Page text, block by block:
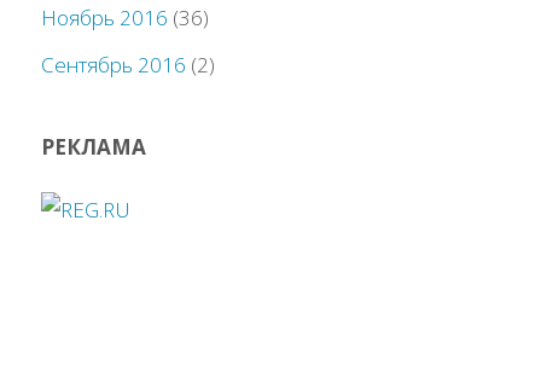
Ноябрь 2016 (36)
Сентябрь 2016 (2)
РЕКЛАМА